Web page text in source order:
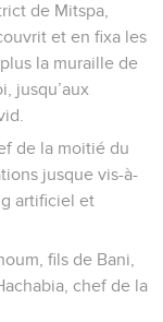
de Mitspa,
et en fixa les
la muraille de
jusqu’aux
de la moitié du
jusque vis-à-
artificiel et
fils de Bani,
chef de la